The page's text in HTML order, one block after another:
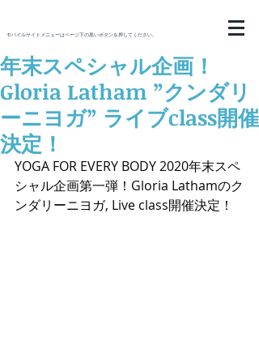
モバイルサイトメニューはページ下の黒いボタンを押してください。
年末スペシャル企画！
Gloria Latham ”クンダリ
ーニヨガ” ライブclass開催
決定！
YOGA FOR EVERY BODY 2020年末スペ
シャル企画第一弾！Gloria Lathamのク
ンダリーニヨガ, Live class開催決定！